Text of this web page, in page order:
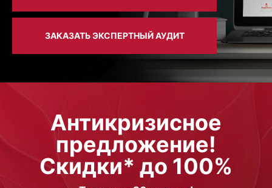
ЗАКАЗАТЬ ЭКСПЕРТНЫЙ АУДИТ
Антикризисное
предложение!
Скидки* до 100%